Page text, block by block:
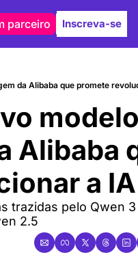
parceiro Inscreva-se
da Alibaba que promete
Alibaba
a IA
trazidas pelo Qwen
2.5